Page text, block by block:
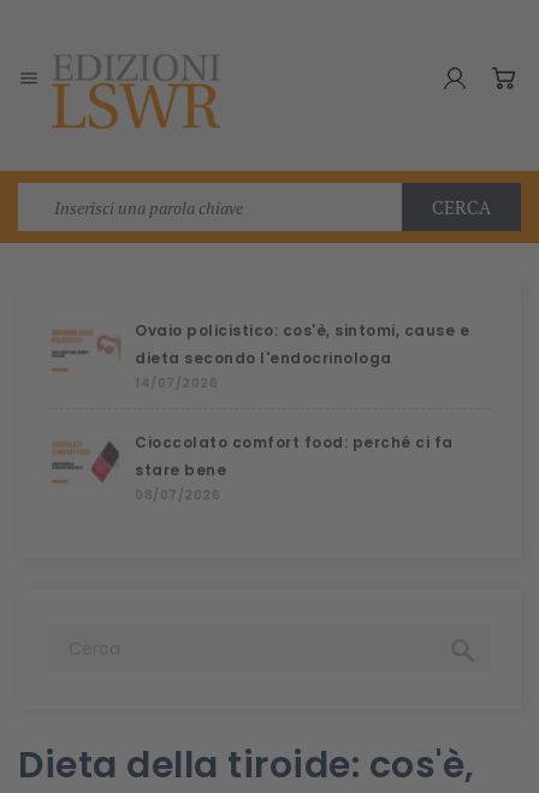

CERCA
Ovaio policistico: cos'è, sintomi, cause e
dieta secondo l'endocrinologa
14/07/2026
Cioccolato comfort food: perché ci fa
stare bene
08/07/2026
Dieta della tiroide: cos'è,